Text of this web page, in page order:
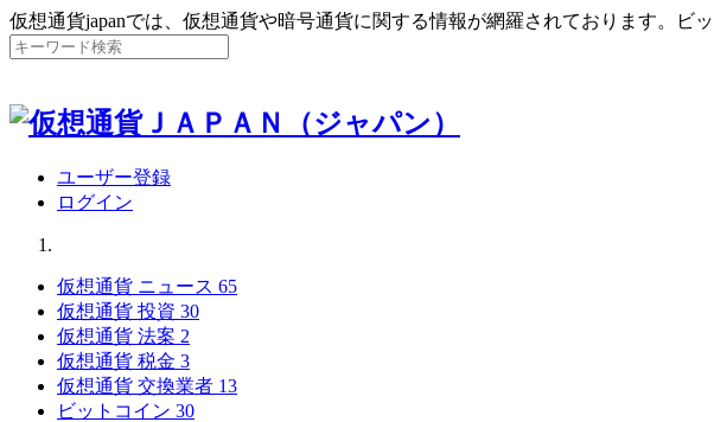
仮想通貨japanでは、仮想通貨や暗号通貨に関する情報が網羅されております。
ユーザー登録
ログイン
仮想通貨 ニュース 65
仮想通貨 投資 30
仮想通貨 法案 2
仮想通貨 税金 3
仮想通貨 交換業者 13
ビットコイン 30